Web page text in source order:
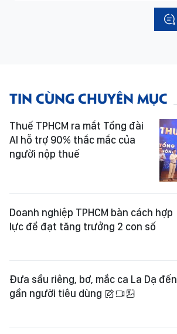
TIN CÙNG CHUYÊN MỤC
Thuế TPHCM ra mắt Tổng đài
AI hỗ trợ 90% thắc mắc của
người nộp thuế
Doanh nghiệp TPHCM bàn cách hợp
lực để đạt tăng trưởng 2 con số
Đưa sầu riêng, bơ, mắc ca La Dạ đến
gần người tiêu dùng